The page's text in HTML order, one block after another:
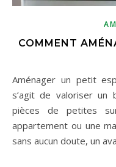
COMMENT
Aménager un petit espace, un sujet récurrent quand il
s’agit de valoriser un
pièces de petites
appartement ou une
sans aucun doute, un